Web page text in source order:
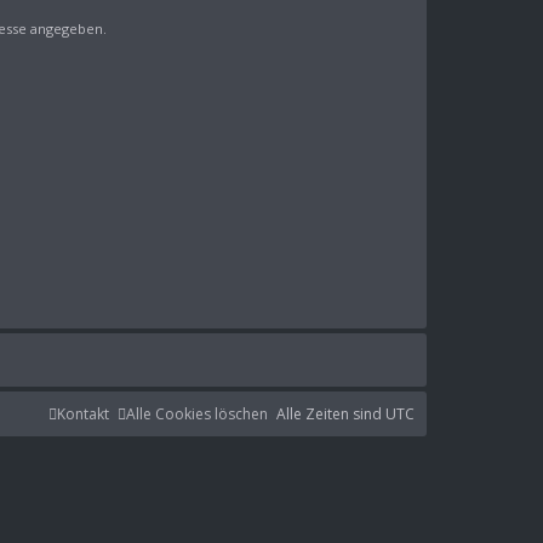
angegeben.
Alle Zeiten sind UTC
Alle Cookies löschen
Kontakt